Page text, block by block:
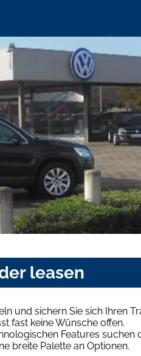
leasen
und sichern Sie sich Ihren
fast keine Wünsche offen.
Features
breite Palette an Optionen.